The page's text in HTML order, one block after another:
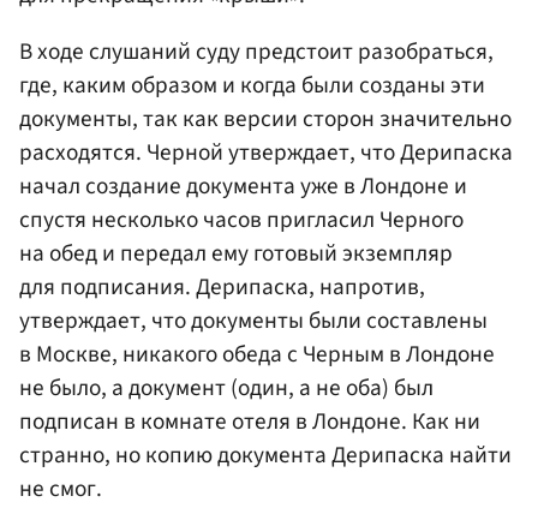
В ходе слушаний суду предстоит разобраться,
где, каким образом и когда были созданы эти
документы, так как версии сторон значительно
расходятся. Черной утверждает, что Дерипаска
начал создание документа уже в Лондоне и
спустя несколько часов пригласил Черного
на обед и передал ему готовый экземпляр
для подписания. Дерипаска, напротив,
утверждает, что документы были составлены
в Москве, никакого обеда с Черным в Лондоне
не было, а документ (один, а не оба) был
подписан в комнате отеля в Лондоне. Как ни
странно, но копию документа Дерипаска найти
не смог.